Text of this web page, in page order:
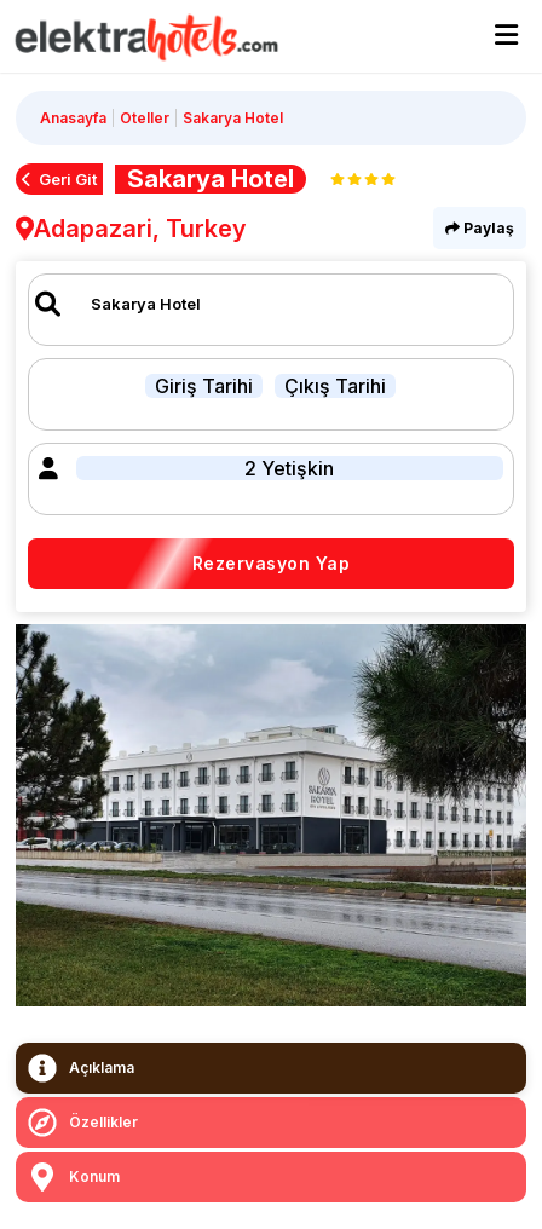
Anasayfa Oteller Sakarya Hotel
Geri Git
Sakarya Hotel
Adapazari, Turkey
Paylaş
Giriş Tarihi Çıkış Tarihi
2 Yetişkin
Rezervasyon Yap
Açıklama
Özellikler
Konum